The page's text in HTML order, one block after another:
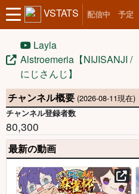
VSTATS 配信中 予定
Layla
Alstroemeria【NIJISANJI /
にじさんじ】
チャンネル概要 (2026-08-11現在)
チャンネル登録者数
80,300
最新の動画